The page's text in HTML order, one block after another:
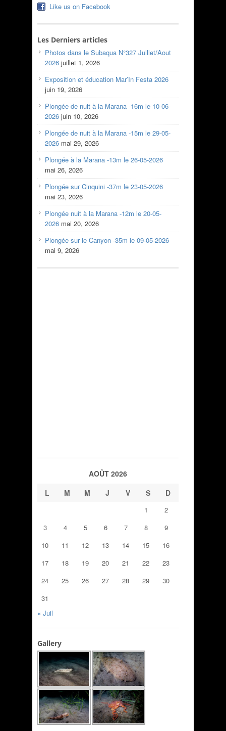
Like us on Facebook
Les Derniers articles
Photos dans le Subaqua N°327 Juillet/Aout
2026 juillet 1, 2026
Exposition et éducation Mar’In Festa 2026
juin 19, 2026
Plongée de nuit à la Marana -16m le 10-06-
2026 juin 10, 2026
Plongée de nuit à la Marana -15m le 29-05-
2026 mai 29, 2026
Plongée à la Marana -13m le 26-05-2026
mai 26, 2026
Plongée sur Cinquini -37m le 23-05-2026
mai 23, 2026
Plongée nuit à la Marana -12m le 20-05-
2026 mai 20, 2026
Plongée sur le Canyon -35m le 09-05-2026
mai 9, 2026
AOÛT 2026
L
M M J V S D
1
2
3
4 5 6 7 8
9
10
11 12 13 14 15
16
17
18 19 20 21 22
23
24
25 26 27 28 29
30
31
« Juil
Gallery